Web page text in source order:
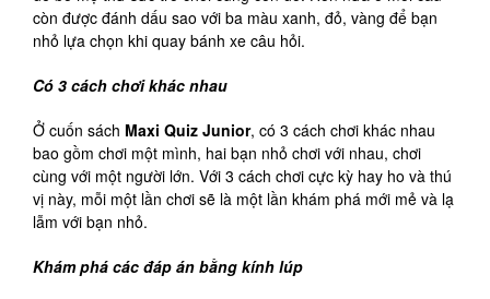
còn được đánh dấu sao với ba màu xanh, đỏ, vàng để bạn
nhỏ lựa chọn khi quay bánh xe câu hỏi.
Có 3 cách chơi khác nhau
Ở cuốn sách Maxi Quiz Junior, có 3 cách chơi khác nhau
bao gồm chơi một mình, hai bạn nhỏ chơi với nhau, chơi
cùng với một người lớn. Với 3 cách chơi cực kỳ hay ho và thú
vị này, mỗi một lần chơi sẽ là một lần khám phá mới mẻ và lạ
lẫm với bạn nhỏ.
Khám phá các đáp án bằng kính lúp